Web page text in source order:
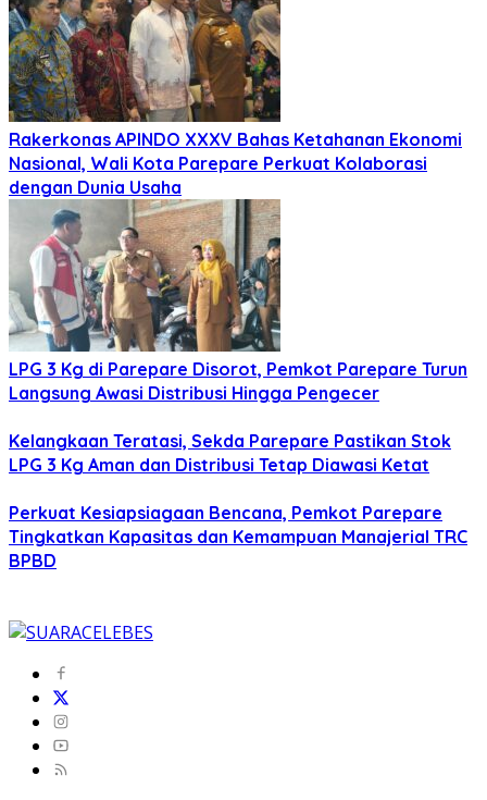
Rakerkonas APINDO XXXV Bahas Ketahanan Ekonomi
Nasional, Wali Kota Parepare Perkuat Kolaborasi
dengan Dunia Usaha
LPG 3 Kg di Parepare Disorot, Pemkot Parepare Turun
Langsung Awasi Distribusi Hingga Pengecer
Kelangkaan Teratasi, Sekda Parepare Pastikan Stok
LPG 3 Kg Aman dan Distribusi Tetap Diawasi Ketat
Perkuat Kesiapsiagaan Bencana, Pemkot Parepare
Tingkatkan Kapasitas dan Kemampuan Manajerial TRC
BPBD